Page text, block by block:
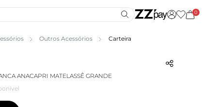
0
Outros Acessórios Carteira
ANACAPRI MATELASSÊ GRANDE